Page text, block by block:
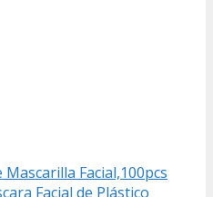
Facial,100pcs
Facial de Plástico